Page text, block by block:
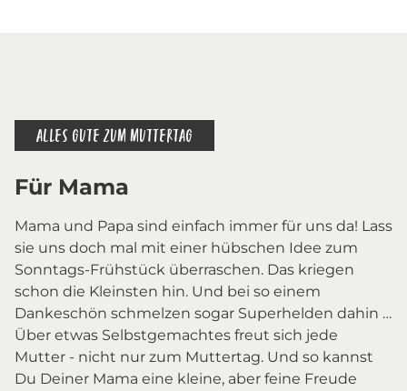
ALLES GUTE ZUM MUTTERTAG
Für Mama
Mama und Papa sind einfach immer für uns da! Lass
sie uns doch mal mit einer hübschen Idee zum
Sonntags-Frühstück überraschen. Das kriegen
schon die Kleinsten hin. Und bei so einem
Dankeschön schmelzen sogar Superhelden dahin …
Über etwas Selbstgemachtes freut sich jede
Mutter - nicht nur zum Muttertag. Und so kannst
Du Deiner Mama eine kleine, aber feine Freude